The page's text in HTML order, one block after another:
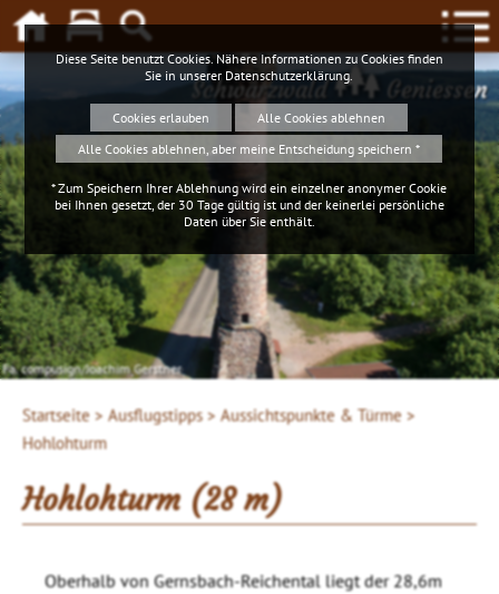
Schwarzwald Geniessen
Fa. compusign/Joachim Gerstner
Startseite > Ausflugstipps > Aussichtspunkte & Türme >
Hohlohturm
Hohlohturm (28 m)
Oberhalb von Gernsbach-Reichental liegt der 28,6m
Diese Seite benutzt Cookies. Nähere Informationen zu Cookies finden
Sie in unserer Datenschutzerklärung
Cookies erlauben
Alle Cookies ablehnen
Alle Cookies ablehnen, aber meine Entscheidung speichern *
* Zum Speichern Ihrer Ablehnung wird ein einzelner anonymer Cookie
bei Ihnen gesetzt, der 30 Tage gültig ist und der keinerlei persönliche
Daten über Sie enthält.